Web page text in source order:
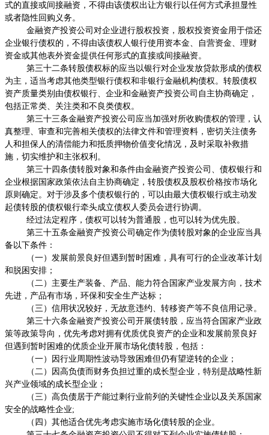
式的直接或间接融资，不得由该债权出让方银行以任何方式承担显性
或者隐性回购义务。
金融资产投资公司对企业进行股权投资，股权投资资金用于偿还
企业银行债权的，不得由该债权人银行使用资本金、自营资金、理财
资金或其他表外资金提供任何形式的直接或间接融资。
第三十二条转股债权标的应当以银行对企业发放贷款形成的债权
为主，适当考虑其他类型银行债权和非银行金融机构债权。转股债权
资产质量类别由债权银行、企业和金融资产投资公司自主协商确定，
包括正常类、关注类和不良类债权。
第三十三条金融资产投资公司应当加强对所收购债权的管理，认
真整理、审查和完善相关债权的法律文件和管理资料，密切关注债务
人和担保人的清偿能力和抵质押物价值变化情况，及时采取补救措
施，切实维护和主张权利。
第三十四条债转股对象和条件由金融资产投资公司、债权银行和
企业根据国家政策依法自主协商确定，转股债权及股权价格按市场化
原则确定。对于涉及多个债权银行的，可以由最大债权银行或主动发
起债转股的债权银行牵头成立债权人委员会进行协调。
经过法定程序，债权可以转为普通股，也可以转为优先股。
第三十五条金融资产投资公司确定作为债转股对象的企业应当具
备以下条件：
（一）发展前景良好但遇到暂时困难，具有可行的企业改革计划
和脱困安排；
（二）主要生产装备、产品、能力符合国家产业发展方向，技术
先进，产品有市场，环保和安全生产达标；
（三）信用状况较好，无故意违约、转移资产等不良信用记录。
第三十六条金融资产投资公司开展债转股，应当符合国家产业政
策等政策导向，优先考虑对拥有优质优良资产的企业和发展前景良好
但遇到暂时困难的优质企业开展市场化债转股，包括：
（一）因行业周期性波动导致困难但仍有望逆转的企业；
（二）因高负债而财务负担过重的成长型企业，特别是战略性新
兴产业领域的成长型企业；
（三）高负债居于产能过剩行业前列的关键性企业以及关系国家
安全的战略性企业;
（四）其他适合优先考虑实施市场化债转股的企业。